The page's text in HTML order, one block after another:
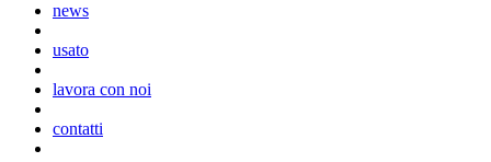
news
usato
lavora con noi
contatti